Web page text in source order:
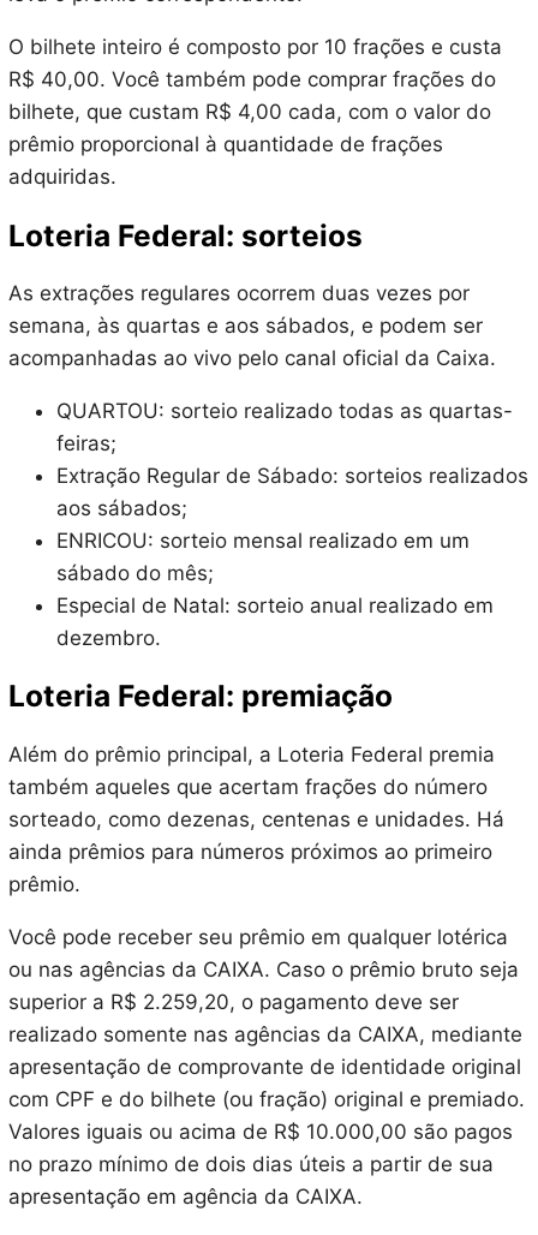
O bilhete inteiro é composto por 10 frações e custa
R$ 40,00. Você também pode comprar frações do
bilhete, que custam R$ 4,00 cada, com o valor do
prêmio proporcional à quantidade de frações
adquiridas.
Loteria Federal: sorteios
As extrações regulares ocorrem duas vezes por
semana, às quartas e aos sábados, e podem ser
acompanhadas ao vivo pelo canal oficial da Caixa.
QUARTOU: sorteio realizado todas as quartas-
feiras;
Extração Regular de Sábado: sorteios realizados
aos sábados;
ENRICOU: sorteio mensal realizado em um
sábado do mês;
Especial de Natal: sorteio anual realizado em
dezembro.
Loteria Federal: premiação
Além do prêmio principal, a Loteria Federal premia
também aqueles que acertam frações do número
sorteado, como dezenas, centenas e unidades. Há
ainda prêmios para números próximos ao primeiro
prêmio.
Você pode receber seu prêmio em qualquer lotérica
ou nas agências da CAIXA. Caso o prêmio bruto seja
superior a R$ 2.259,20, o pagamento deve ser
realizado somente nas agências da CAIXA, mediante
apresentação de comprovante de identidade original
com CPF e do bilhete (ou fração) original e premiado.
Valores iguais ou acima de R$ 10.000,00 são pagos
no prazo mínimo de dois dias úteis a partir de sua
apresentação em agência da CAIXA.